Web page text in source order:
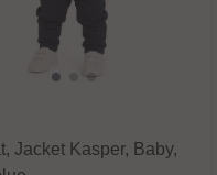
Jacket Kasper, Baby,